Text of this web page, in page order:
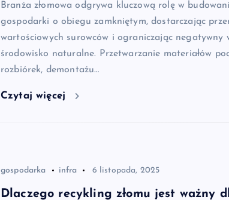
Branża złomowa odgrywa kluczową rolę w
gospodarki o obiegu zamkniętym, dostarczając
wartościowych surowców i ograniczając negatywny
środowisko naturalne. Przetwarzanie materiałów
rozbiórek, demontażu…
Czytaj więcej
gospodarka infra 6 listopada, 2025
Dlaczego recykling złomu jest ważny